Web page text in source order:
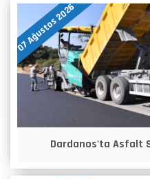
07 Ağustos 2026
Dardanos'ta Asfalt